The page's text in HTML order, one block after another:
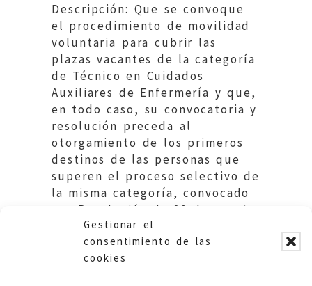
Gestionar el
consentimiento de las
cookies
Descripción: Que se convoque
el procedimiento de movilidad
voluntaria para cubrir las
plazas vacantes de la categoría
de Técnico en Cuidados
Auxiliares de Enfermería y que,
en todo caso, su convocatoria y
resolución preceda al
otorgamiento de los primeros
destinos de las personas que
superen el proceso selectivo de
la misma categoría, convocado
por Resolución de 20 de agosto
de 2018.